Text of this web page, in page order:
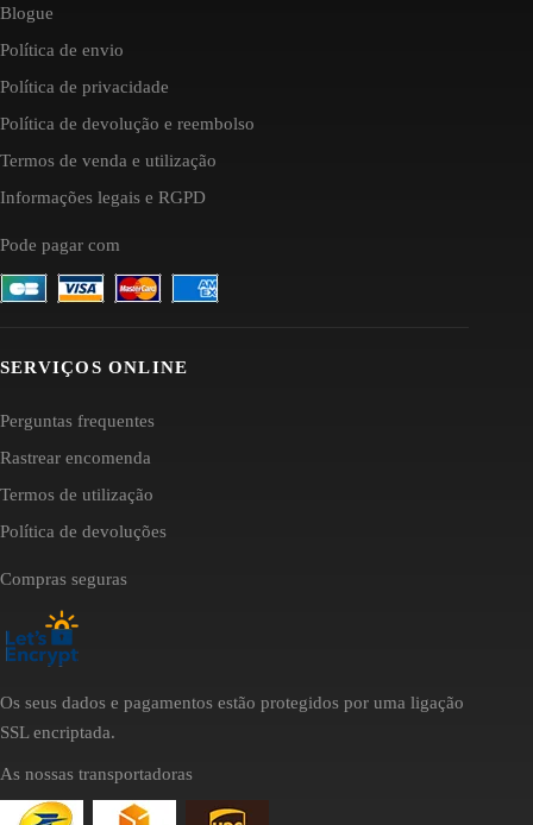
Blogue
Política de envio
Política de privacidade
Política de devolução e reembolso
Termos de venda e utilização
Informações legais e RGPD
Pode pagar com
SERVIÇOS ONLINE
Perguntas frequentes
Rastrear encomenda
Termos de utilização
Política de devoluções
Compras seguras
Os seus dados e pagamentos estão protegidos por uma ligação
SSL encriptada.
As nossas transportadoras